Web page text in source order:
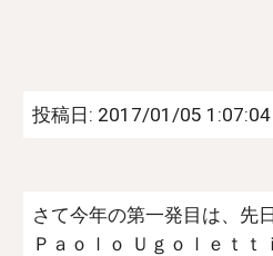
投稿日: 2017/01/05 1:07:04
さて今年の第一発目は、先
Ｐａｏｌｏ Ｕｇｏｌｅｔｔ